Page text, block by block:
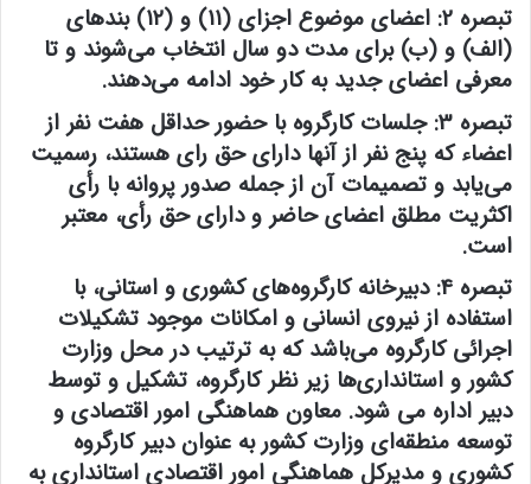
تبصره 2:
اعضای موضوع اجزای (۱۱) و (۱۲) بندهای
(الف) و (ب) برای مدت دو سال انتخاب می‌شوند و تا
معرفی اعضای جدید به کار خود ادامه می‌دهند.
تبصره 3:
جلسات کارگروه با حضور حداقل هفت نفر از
اعضاء که پنج نفر از آنها دارای حق رای هستند، رسمیت
می‌یابد و تصمیمات آن از جمله صدور پروانه با رأی
اکثریت مطلق اعضای حاضر و دارای حق رأی، معتبر
است.
تبصره 4:
دبیرخانه کارگروه‌های کشوری و استانی، با
استفاده از نیروی انسانی و امکانات موجود تشکیلات
اجرائی کارگروه می‌باشد که به ترتیب در محل وزارت
کشور و استانداری‌ها زیر نظر کارگروه، تشکیل و توسط
دبیر اداره می شود. معاون هماهنگی امور اقتصادی و
توسعه منطقه‌ای وزارت کشور به عنوان دبیر کارگروه
کشوری و مدیرکل هماهنگی امور اقتصادی استانداری به